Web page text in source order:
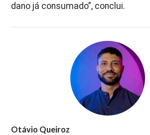
dano já consumado”, conclui.
Otávio Queiroz